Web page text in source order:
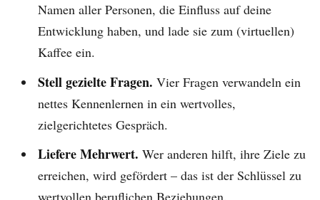
Namen aller Personen, die Einfluss auf deine
Entwicklung haben, und lade sie zum (virtuellen)
Kaffee ein.
Stell gezielte Fragen. Vier Fragen verwandeln ein
nettes Kennenlernen in ein wertvolles,
zielgerichtetes Gespräch.
Liefere Mehrwert. Wer anderen hilft, ihre Ziele zu
erreichen, wird gefördert – das ist der Schlüssel zu